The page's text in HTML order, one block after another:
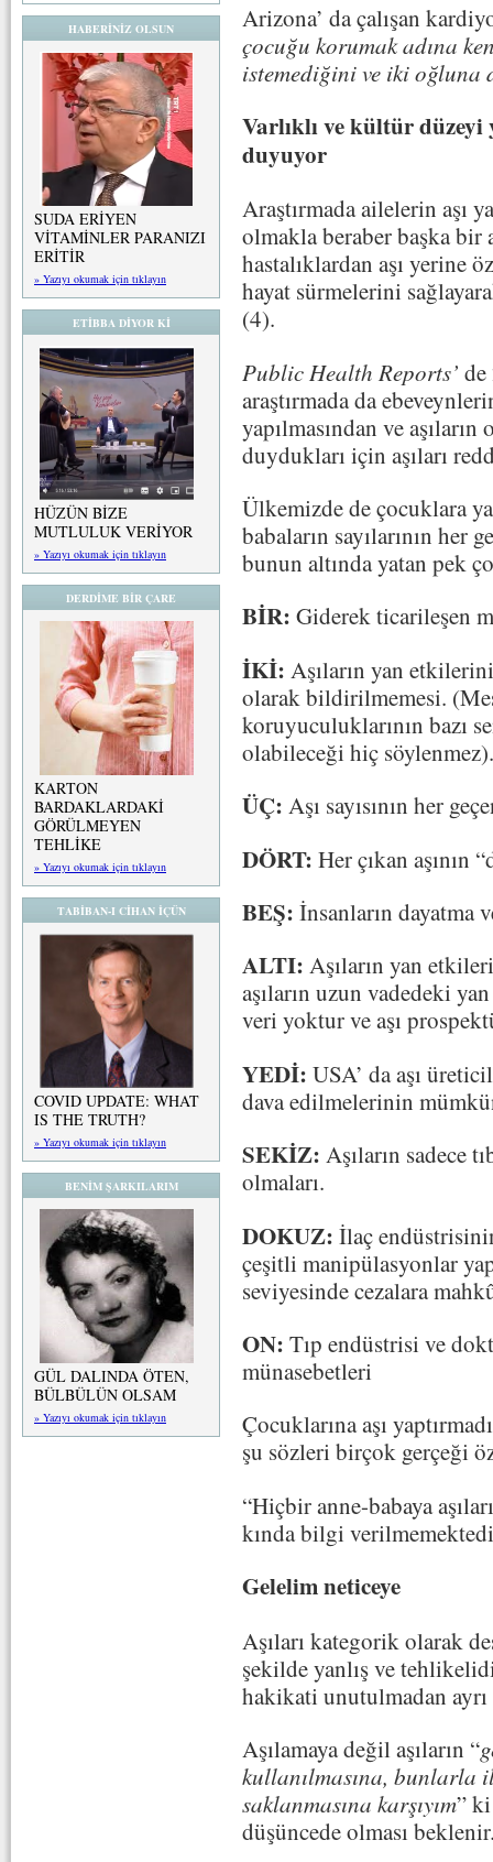
HABERİNİZ OLSUN
SUDA ERİYEN
VİTAMİNLER PARANIZI
ERİTİR
» Yazıyı okumak için tıklayın
ETİBBA DİYOR Kİ
HÜZÜN BİZE
MUTLULUK VERİYOR
» Yazıyı okumak için tıklayın
DERDİME BİR ÇARE
KARTON
BARDAKLARDAKİ
GÖRÜLMEYEN
TEHLİKE
» Yazıyı okumak için tıklayın
TABİBAN-I CİHAN İÇÜN
COVID UPDATE: WHAT
IS THE TRUTH?
» Yazıyı okumak için tıklayın
BENİM ŞARKILARIM
GÜL DALINDA ÖTEN,
BÜLBÜLÜN OLSAM
» Yazıyı okumak için tıklayın
Arizona’ da çalışan
çocuğu korumak adına
istemediğini ve iki oğluna
Varlıklı ve kültür düzeyi
duyuyor
Araştırmada ailelerin aşı
olmakla beraber başka bir
hastalıklardan aşı yerine
hayat sürmelerini
(4).
Public Health Reports’ de
araştırmada da
yapılmasından ve
duydukları için aşıları
Ülkemizde de çocuklara
babaların sayılarının her
bunun altında yatan pek
BİR: Giderek ticarileşen
İKİ: Aşıların yan
olarak bildirilmemesi.
koruyuculuklarının bazı
olabileceği hiç söylenmez).
ÜÇ: Aşı sayısının her
DÖRT: Her çıkan aşının
BEŞ: İnsanların dayatma
ALTI: Aşıların yan
aşıların uzun vadedeki
veri yoktur ve aşı
YEDİ: USA’ da aşı
dava edilmelerinin
SEKİZ: Aşıların sadece
olmaları.
DOKUZ: İlaç
çeşitli manipülasyonlar
seviyesinde cezalara
ON: Tıp endüstrisi ve
münasebetleri
Çocuklarına aşı
şu sözleri birçok gerçeği
“Hiç­bir an­ne-ba­ba­ya
kın­da bil­gi
Gelelim neticeye
Aşıları kategorik olarak
şekilde yanlış ve
hakikati unutulmadan
Aşılamaya değil aşıların “
kullanılmasına, bunlarla
saklanmasına karşıyım”
düşüncede olması